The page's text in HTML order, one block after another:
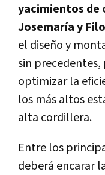
yacimientos de
Josemaría y
el diseño y
sin
optimizar la
los más altos
alta cordillera.
Entre los
deberá encarar